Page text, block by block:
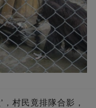
村民竟排隊合影，